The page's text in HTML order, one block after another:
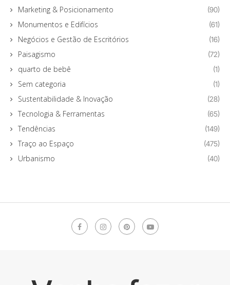
Marketing & Posicionamento (90)
Monumentos e Edifícios (61)
Negócios e Gestão de Escritórios (16)
Paisagismo (72)
quarto de bebê (1)
Sem categoria (1)
Sustentabilidade & Inovação (28)
Tecnologia & Ferramentas (65)
Tendências (149)
Traço ao Espaço (475)
Urbanismo (40)